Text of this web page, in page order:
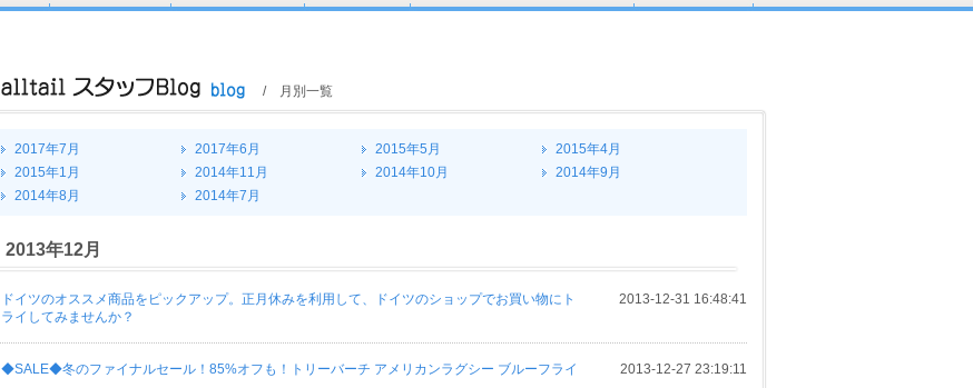
/ 月別一覧
2017年7月 2017年6月 2015年5月
2015年4月
2015年1月
2014年11月 2014年10月
2014年9月
2014年8月
2014年7月
2013年12月
ドイツのオススメ商品をピックアップ。正月休みを利用して、ドイツのショップでお買い物にト
ライしてみませんか？
2013-12-31 16:48:41
◆SALE◆冬のファイナルセール！85%オフも！トリーバーチ アメリカンラグシー ブルーフライ 2013-12-27 23:19:11